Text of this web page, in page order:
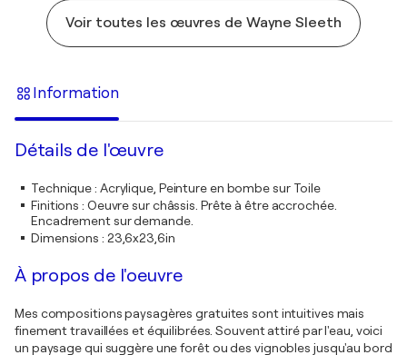
Voir toutes les œuvres de Wayne Sleeth
Information
Détails de l'œuvre
Technique: Acrylique, Peinture en bombe sur Toile
Finitions : Oeuvre sur châssis. Prête à être accrochée.
Encadrement sur demande.
Dimensions : 23,6x23,6in
À propos de l'oeuvre
Mes compositions paysagères gratuites sont intuitives mais
finement travaillées et équilibrées. Souvent attiré par l'eau, voici
un paysage qui suggère une forêt ou des vignobles jusqu'au bord